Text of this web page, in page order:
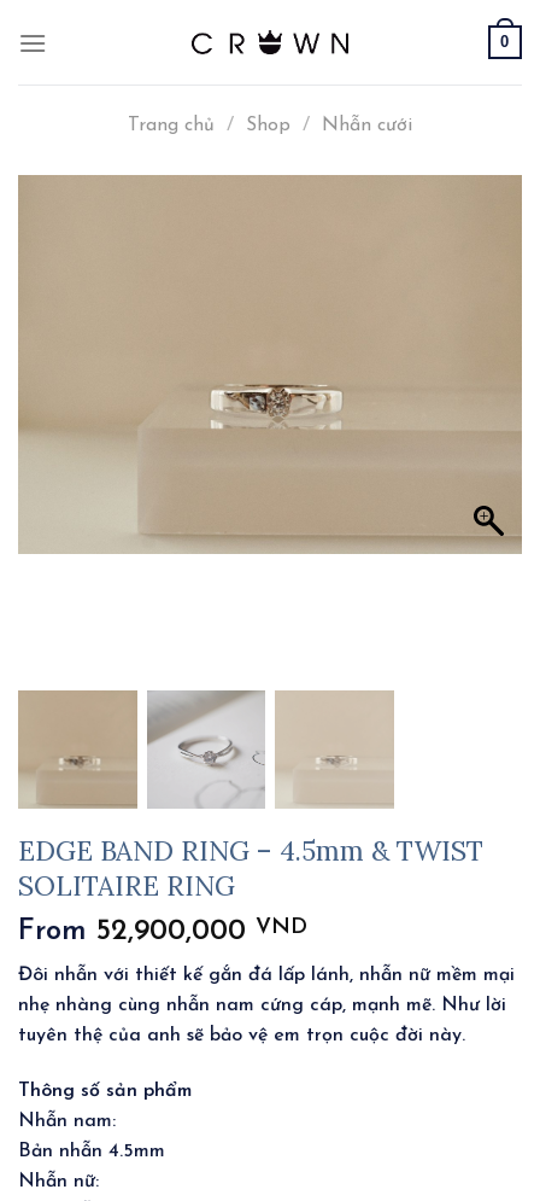
0
Trang chủ / Shop / Nhẫn cưới
EDGE BAND RING – 4.5mm & TWIST
SOLITAIRE RING
From 52,900,000 VND
Đôi nhẫn với thiết kế gắn đá lấp lánh, nhẫn nữ mềm mại
nhẹ nhàng cùng nhẫn nam cứng cáp, mạnh mẽ. Như lời
tuyên thệ của anh sẽ bảo vệ em trọn cuộc đời này.
Thông số sản phẩm
Nhẫn nam:
Bản nhẫn 4.5mm
Nhẫn nữ: